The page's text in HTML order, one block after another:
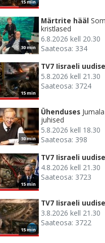
15 min
30 min
Märtrite hääl
kristlased
6.8.2026 kell 20.30
Saateosa: 334
15 min
TV7 Iisraeli
5.8.2026 kell 21.30
Saateosa: 3724
30 min
Ühenduses
juhised
5.8.2026 kell 18.30
Saateosa: 398
15 min
TV7 Iisraeli
4.8.2026 kell 21.30
Saateosa: 3723
15 min
TV7 Iisraeli
3.8.2026 kell 21.30
Saateosa: 3722